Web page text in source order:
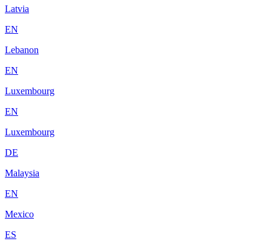
Latvia
EN
Lebanon
EN
Luxembourg
EN
Luxembourg
DE
Malaysia
EN
Mexico
ES